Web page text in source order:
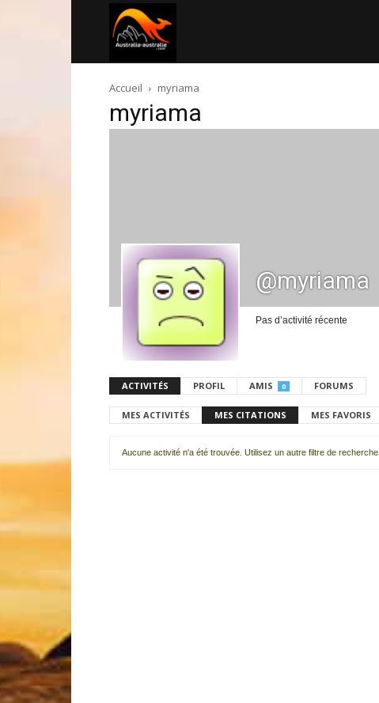
australie.com
Accueil myriama
myriama
@myriama
Pas d’activité récente
ACTIVITÉS PROFIL AMIS 0 FORUMS
MES ACTIVITÉS MES CITATIONS MES FAVORIS
Aucune activité n'a été trouvée. Utilisez un autre filtre de recherche.